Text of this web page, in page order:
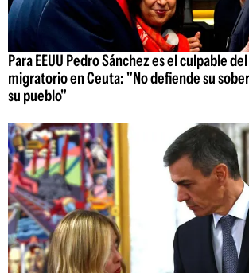
Para EEUU Pedro Sánchez es el culpable
migratorio en Ceuta: "No defiende su
su pueblo"